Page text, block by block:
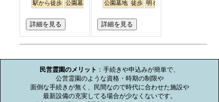
駅から徒歩 公園墓地 海が見える
詳細を見る
公園墓地 徒歩 明るい
詳細を見る
民営霊園のメリット ：手続きや申込みが簡単で、
公営霊園のような資格・時期の制限や
面倒な手続きが無く、民間なので時代に合わせた施設や
最新設備の充実してる場合が少なくないです。